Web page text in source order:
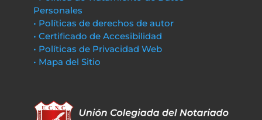
Personales
• Políticas de derechos de autor
• Certificado de Accesibilidad
• Políticas de Privacidad Web
• Mapa del Sitio